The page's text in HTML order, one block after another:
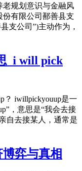
老规划意识与金融风
份有限公司鄯善县支
支公司”)主动作为，
_i will pick
？ iwillpickyouup是一
，意思是“我会去接
自去接某人，通常是
弈与真相